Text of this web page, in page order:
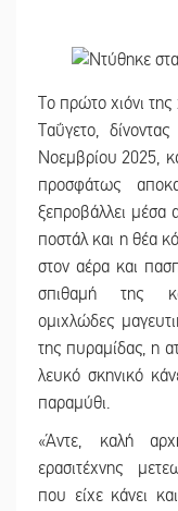
Το πρώτο χιόνι της
Ταΰγετο,
Νοεμβρίου 2025,
προσφάτως
ξεπροβάλλει μέσα
ποστάλ και η θέα
στον αέρα και
σπιθαμή της
ομιχλώδες
της πυραμίδας, η
λευκό σκηνικό
παραμύθι.
«Άντε, καλή
ερασιτέχνης
που είχε κάνει